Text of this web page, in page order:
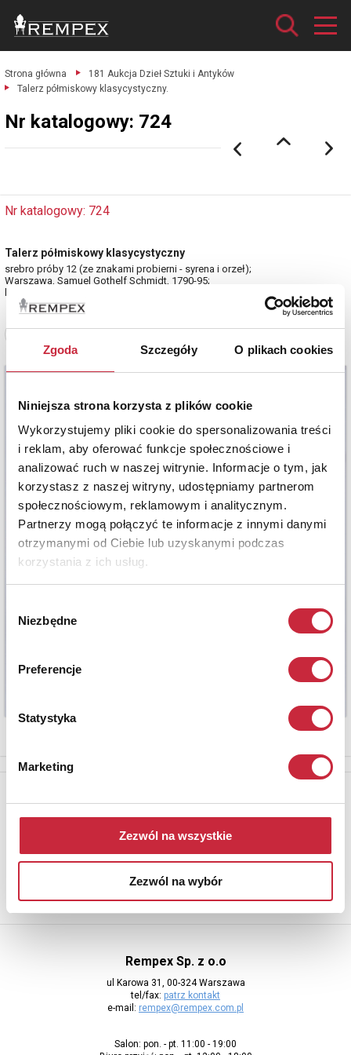
Zgoda Szczegóły O plikach cookies
Niniejsza strona korzysta z plików cookie
Wykorzystujemy pliki cookie do spersonalizowania treści
i reklam, aby oferować funkcje społecznościowe i
analizować ruch w naszej witrynie. Informacje o tym, jak
korzystasz z naszej witryny, udostępniamy partnerom
społecznościowym, reklamowym i analitycznym.
Partnerzy mogą połączyć te informacje z innymi danymi
otrzymanymi od Ciebie lub uzyskanymi podczas
korzystania z ich usług.
zgody
Niezbędne
Preferencje
Statystyka
Marketing
Zezwól na wszystkie
Zezwól na wybór
Strona główna
181 Aukcja Dzieł Sztuki i Antyków
Talerz półmiskowy klasycystyczny.
Nr katalogowy: 724
Nr katalogowy: 724
Talerz półmiskowy klasycystyczny
srebro próby 12 (ze znakami probierni - syrena i orzeł);
Warszawa, Samuel Gothelf Schmidt, 1790-95;
Aby otrzymywać informacje o nowych aukcjach, prosimy podać
adres e-mail
Rempex Sp. z o.o
ul Karowa 31, 00-324 Warszawa
tel/fax: patrz kontakt
e-mail: rempex@rempex.com.pl
Salon: pon. - pt. 11:00 - 19:00